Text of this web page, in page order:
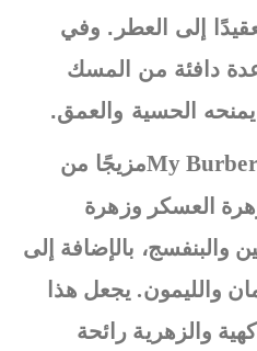
إلى العطر. وفي
دافئة من المسك
الحسية والعمق.
Myمزيجًا من
العسكر وزهرة
والبنفسج، بالإضافة إلى
والليمون. يجعل هذا
والزهرية رائحة